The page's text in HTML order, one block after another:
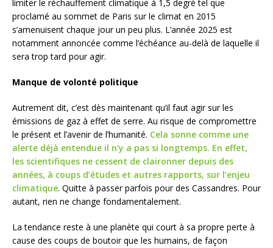
limiter le réchauffement climatique à 1,5 degré tel que
proclamé au sommet de Paris sur le climat en 2015
s’amenuisent chaque jour un peu plus. L’année 2025 est
notamment annoncée comme l’échéance au-delà de laquelle il
sera trop tard pour agir.
Manque de volonté politique
Autrement dit, c’est dès maintenant qu’il faut agir sur les
émissions de gaz à effet de serre. Au risque de compromettre
le présent et l’avenir de l’humanité. Cela sonne comme une
alerte déjà entendue il n’y a pas si longtemps. En effet,
les scientifiques ne cessent de claironner depuis des
années, à coups d’études et autres rapports, sur l’enjeu
climatique. Quitte à passer parfois pour des Cassandres. Pour
autant, rien ne change fondamentalement.
La tendance reste à une planète qui court à sa propre perte à
cause des coups de boutoir que les humains, de façon